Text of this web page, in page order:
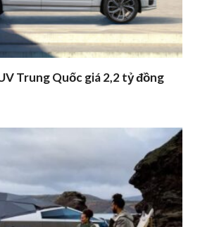
Trung Quốc giá 2,2 tỷ đồng